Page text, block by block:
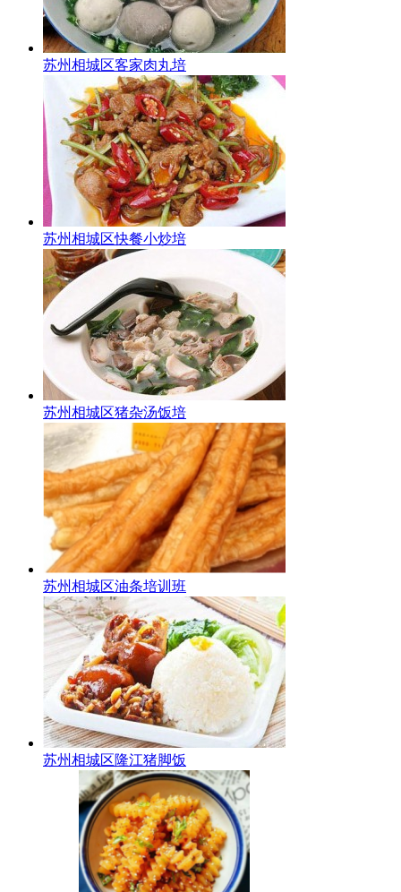
苏州相城区客家肉丸培
苏州相城区快餐小炒培
苏州相城区猪杂汤饭培
苏州相城区油条培训班
苏州相城区隆江猪脚饭